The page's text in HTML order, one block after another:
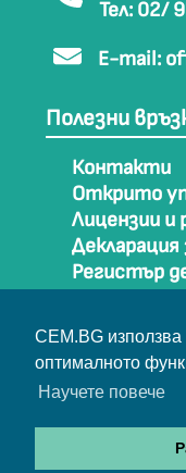
CEM.BG използва
оптималното
Научете повече
Тел: 02/
E-mail:
Полезни
Контакти
Открито
Лицензии и
Регистър
Карта на
Архив
© Съвет